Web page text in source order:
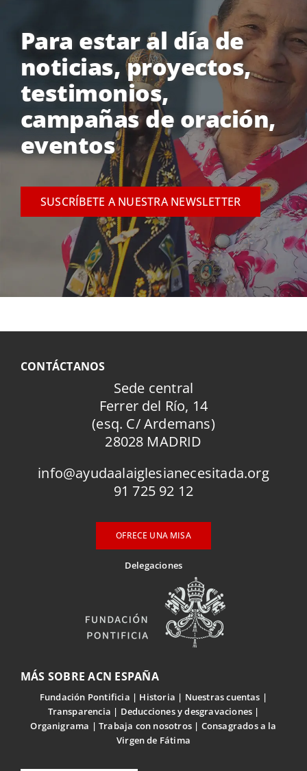
Para estar al día de
noticias, proyectos,
testimonios,
campañas de oración,
eventos
SUSCRÍBETE A NUESTRA NEWSLETTER
CONTÁCTANOS
Sede central
Ferrer del Río, 14
(esq. C/ Ardemans)
28028 MADRID
info@ayudaalaiglesianecesitada.org
91 725 92 12
OFRECE UNA MISA
Delegaciones
MÁS SOBRE ACN ESPAÑA
Fundación Pontificia Historia
Nuestras cuentas
Transparencia
Deducciones y desgravaciones
Organigrama
Trabaja con nosotros
Consagrados a la
Virgen de Fátima